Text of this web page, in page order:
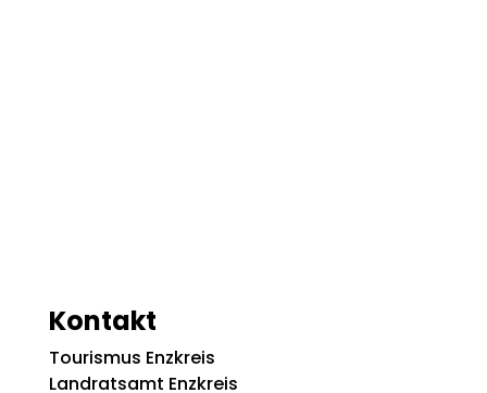
Kontakt
Tourismus Enzkreis
Landratsamt Enzkreis